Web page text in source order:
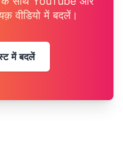
वीडियो में बदलें।
में बदलें